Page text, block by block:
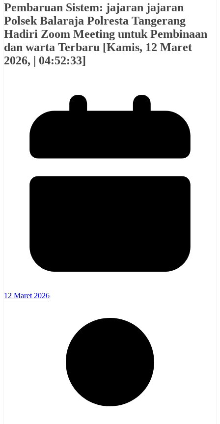
Pembaruan Sistem: jajaran jajaran
Polsek Balaraja Polresta Tangerang
Hadiri Zoom Meeting untuk Pembinaan
dan warta Terbaru [Kamis, 12 Maret
2026, | 04:52:33]
12 Maret 2026